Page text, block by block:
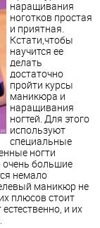
наращивания
ноготков простая
и приятная.
Кстати,чтобы
научится ее
делать
достаточно
пройти курсы
маникюра и
наращивания
ногтей. Для этого
используют
специальные
ногти
очень большие
немало
маникюр не
плюсов стоит
и их